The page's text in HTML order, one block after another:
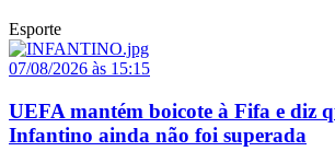
Esporte
07/08/2026 às 15:15
UEFA mantém boicote à Fifa e diz
Infantino ainda não foi superada